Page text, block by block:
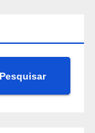
Pesquisar